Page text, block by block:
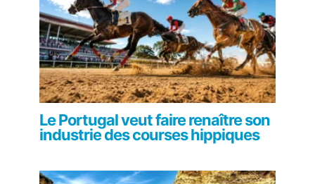
Le Portugal veut faire renaître son
industrie des courses hippiques